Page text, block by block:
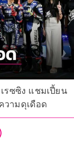
รซซิง แชมเปี้ยน
วามดุเดือด